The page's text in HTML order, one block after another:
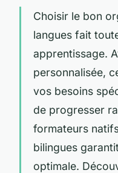
Choisir le bon
langues fait
apprentissage.
personnalisée,
vos besoins
de progresser
formateurs
bilingues
optimale.